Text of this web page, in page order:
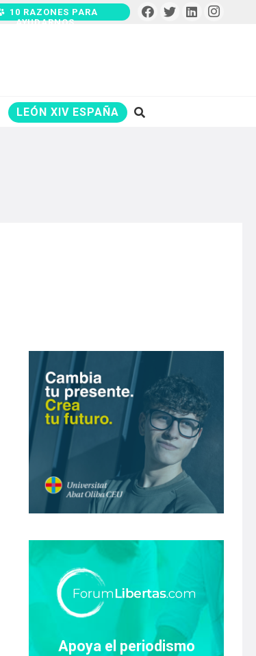
10 RAZONES PARA
AYUDARNOS
LEÓN XIV ESPAÑA
Apoya el periodismo